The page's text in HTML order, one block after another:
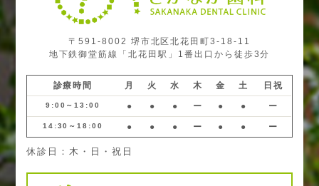
〒591-8002 堺市北区北花田町3-18-11
地下鉄御堂筋線「北花田駅」1番出口から徒歩3分
診療時間 月 火 水 木 金 土 日祝
9:00～13:00 ● ● ● ー ● ● ー
14:30～18:00 ● ● ● ー ● ● ー
休診日：木・日・祝日